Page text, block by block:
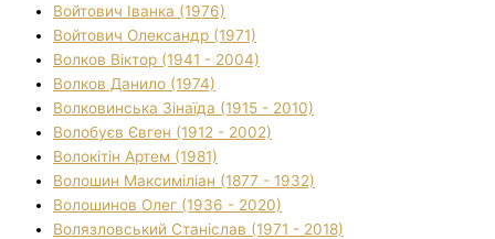
Войтович Іванка (1976)
Войтович Олександр (1971)
Волков Віктор (1941 - 2004)
Волков Данило (1974)
Волковинська Зінаїда (1915 - 2010)
Волобуєв Євген (1912 - 2002)
Волокітін Артем (1981)
Волошин Максиміліан (1877 - 1932)
Волошинов Олег (1936 - 2020)
Волязловський Станіслав (1971 - 2018)